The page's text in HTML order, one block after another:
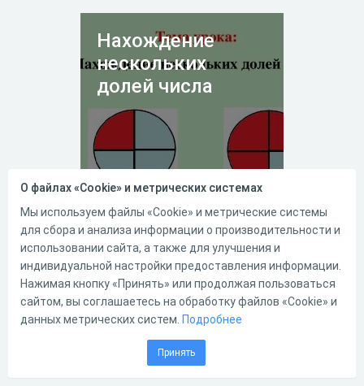
Нахождение
нескольких
долей числа
Задания по математике
"Нахождение долей числа" 2
класс
......................................................................
...............................
0
О файлах «Cookie» и метрических системах
Мы используем файлы «Cookie» и метрические системы
для сбора и анализа информации о производительности и
использовании сайта, а также для улучшения и
индивидуальной настройки предоставления информации.
Нажимая кнопку «Принять» или продолжая пользоваться
сайтом, вы соглашаетесь на обработку файлов «Cookie» и
данных метрических систем. Подробнее
Принять